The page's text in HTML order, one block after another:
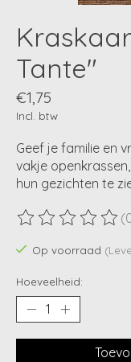
Tante"
€1,75
Incl. btw
Geef je familie en
vakje
hun gezichten te
De beoordeling
Op voorraad
Hoeveelheid: